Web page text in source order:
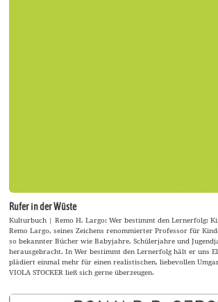
Rufer in der Wüste
Kulturbuch | Remo H. Largo: Wer bestimmt den Lernerfolg:
Remo Largo, seines Zeichens renommierter Professor für
so bekannter Bücher wie Babyjahre, Schülerjahre und
herausgebracht. In Wer bestimmt den Lernerfolg hält er uns
plädiert einmal mehr für einen realistischen, liebevollen
VIOLA STOCKER ließ sich gerne überzeugen.